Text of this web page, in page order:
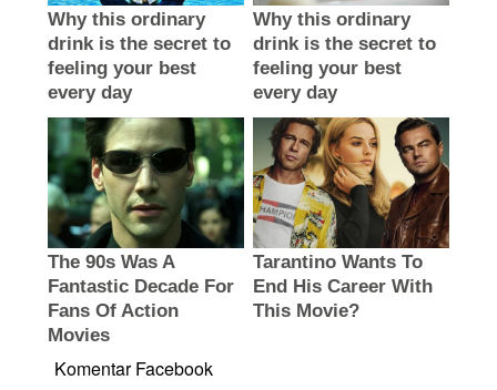
Komentar Facebook